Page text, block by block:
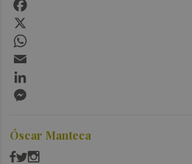
Óscar Manteca